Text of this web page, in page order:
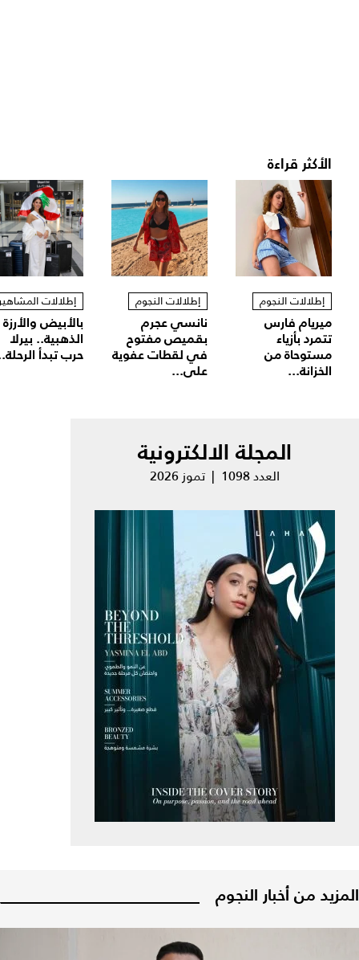
الأكثر قراءة
إطلالات النجوم
ميريام فارس
تتمرد بأزياء
مستوحاة من
الخزانة...
إطلالات النجوم
نانسي عجرم
بقميص مفتوح
في لقطات عفوية
على...
إطلالات
بالأبيض والأرزة
الذهبية.. بيرلا
حرب تبدأ
المجلة الالكترونية
العدد 1098 | تموز 2026
المزيد من أخبار النجوم